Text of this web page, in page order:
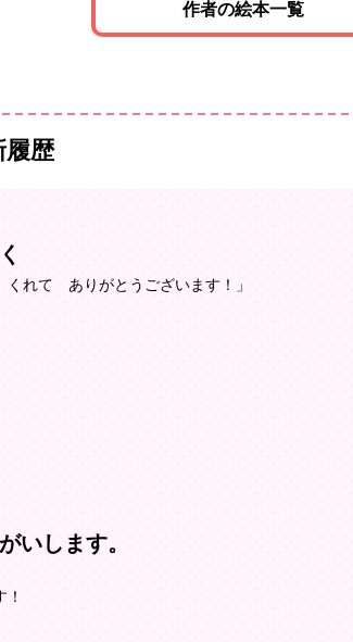
作者の絵本一覧
履歴
れて ありがとうございます！」
します。